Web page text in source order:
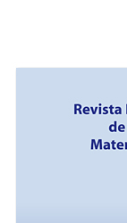
Imagen de portada